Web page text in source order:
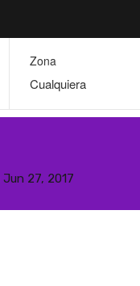
Zona
Jun 27, 2017